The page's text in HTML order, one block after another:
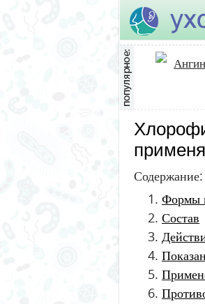
Содержание:
Формы
Состав